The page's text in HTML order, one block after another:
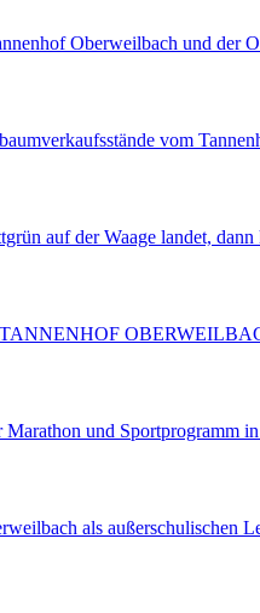
Oberweilbach und der
vom
auf der Waage landet,
und Sportprogramm
als außerschulischen